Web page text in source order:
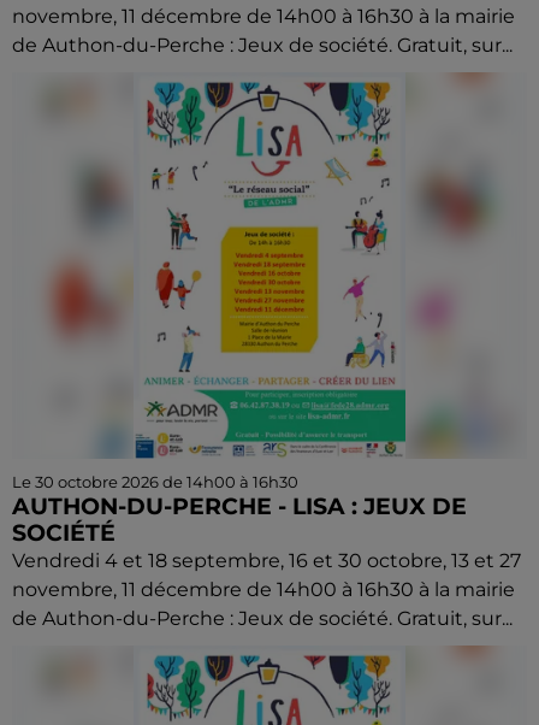
novembre, 11 décembre de 14h00 à 16h30 à la mairie
de Authon-du-Perche : Jeux de société. Gratuit, sur...
Le 30 octobre 2026 de 14h00 à 16h30
AUTHON-DU-PERCHE - LISA : JEUX DE
SOCIÉTÉ
Vendredi 4 et 18 septembre, 16 et 30 octobre, 13 et 27
novembre, 11 décembre de 14h00 à 16h30 à la mairie
de Authon-du-Perche : Jeux de société. Gratuit, sur...